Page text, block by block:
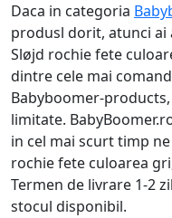
Daca in categoria
produsl dorit, atunci ai
Sløjd rochie fete
dintre cele mai
Babyboomer-
limitate.
in cel mai scurt timp
rochie fete culoarea
Termen de livrare 1-2
stocul disponibil.